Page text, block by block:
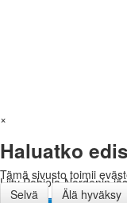
×
Haluatko
Liity Pohjola-Nordenin
Tämä sivusto toimii
Selvä
Älä hyväksy